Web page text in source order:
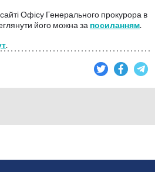
Офісу Генерального прокурора в
його можна за посиланням.
.